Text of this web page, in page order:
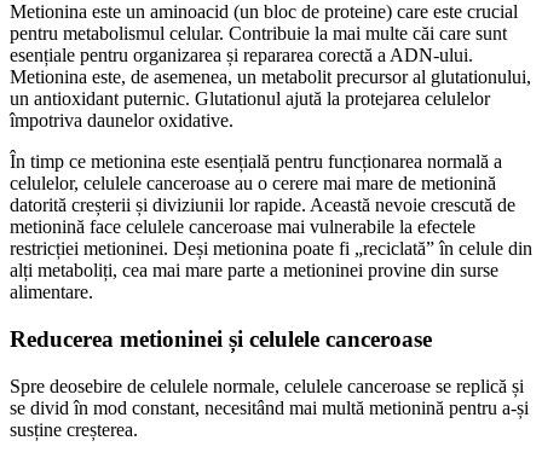
Metionina este un aminoacid (un bloc de proteine) care este crucial
pentru metabolismul celular. Contribuie la mai multe căi care sunt
esențiale pentru organizarea și repararea corectă a ADN-ului.
Metionina este, de asemenea, un metabolit precursor al glutationului,
un antioxidant puternic. Glutationul ajută la protejarea celulelor
împotriva daunelor oxidative.
În timp ce metionina este esențială pentru funcționarea normală a
celulelor, celulele canceroase au o cerere mai mare de metionină
datorită creșterii și diviziunii lor rapide. Această nevoie crescută de
metionină face celulele canceroase mai vulnerabile la efectele
restricției metioninei. Deși metionina poate fi „reciclată” în celule din
alți metaboliți, cea mai mare parte a metioninei provine din surse
alimentare.
Reducerea metioninei și celulele canceroase
Spre deosebire de celulele normale, celulele canceroase se replică și
se divid în mod constant, necesitând mai multă metionină pentru a-și
susține creșterea.